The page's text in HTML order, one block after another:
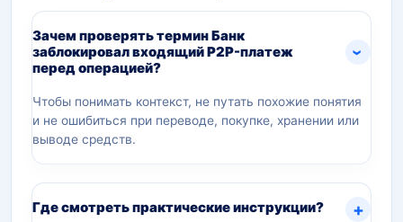
Зачем проверять термин Банк
заблокировал входящий P2P-платеж
перед операцией?
Чтобы понимать контекст, не путать похожие понятия
и не ошибиться при переводе, покупке, хранении или
выводе средств.
Где смотреть практические инструкции?